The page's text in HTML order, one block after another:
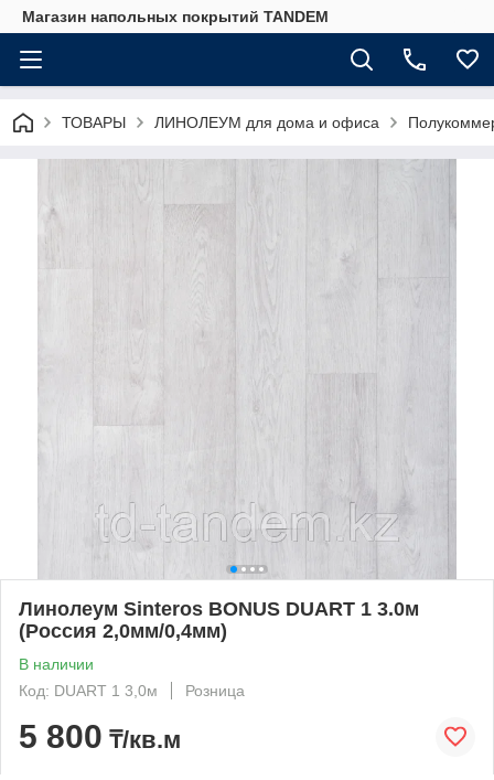
Магазин напольных покрытий TANDEM
ТОВАРЫ ЛИНОЛЕУМ для дома и офиса
Линолеум Sinteros BONUS DUART 1 3.0м
(Россия 2,0мм/0,4мм)
В наличии
Код: DUART 1 3,0м
Розница
5 800 ₸/кв.м